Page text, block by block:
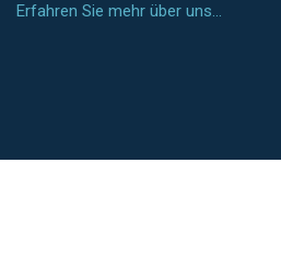
Erfahren Sie mehr über uns...